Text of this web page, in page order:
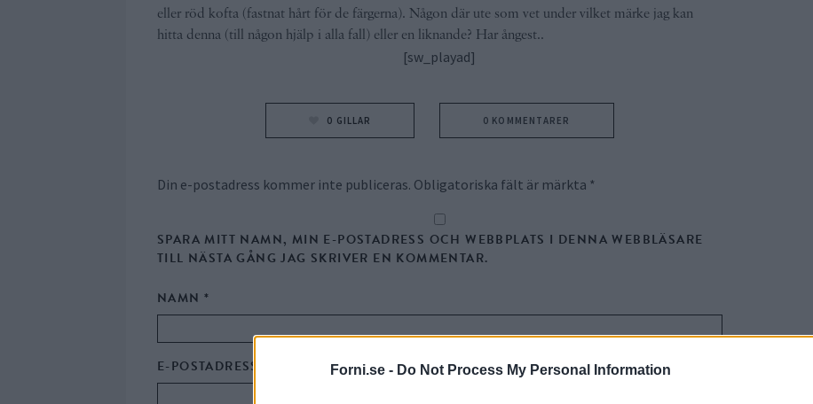
Forni.se - Do Not Process My Personal Information
eller röd kofta (fastnat hårt för de färgerna). Någon där ute som vet under vilket märke jag kan
hitta denna (till någon hjälp i alla fall) eller en liknande? Har ångest..
[sw_playad]
0 GILLAR 0 KOMMENTARER
Din e-postadress kommer inte publiceras. Obligatoriska fält är märkta *
NAMN *
E-POSTADRESS
SPARA MITT NAMN, MIN E-POSTADRESS OCH WEBBPLATS I DENNA WEBBLÄSARE
TILL NÄSTA GÅNG JAG SKRIVER EN KOMMENTAR.